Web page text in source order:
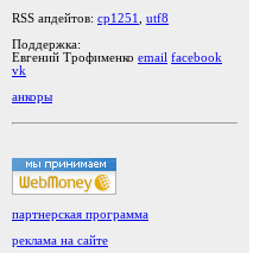
RSS апдейтов: cp1251
utf8
Поддержка:
Евгений Трофименко email facebook
vk
анкоры
партнерская программа
реклама на сайте